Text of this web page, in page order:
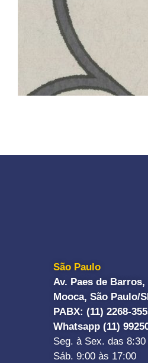
São Paulo
Av. Paes de Barros,
Mooca, São Paulo/
PABX: (11) 2268-
Whatsapp (11)
Seg. à Sex. das
Sáb. 9:00 às 17:00